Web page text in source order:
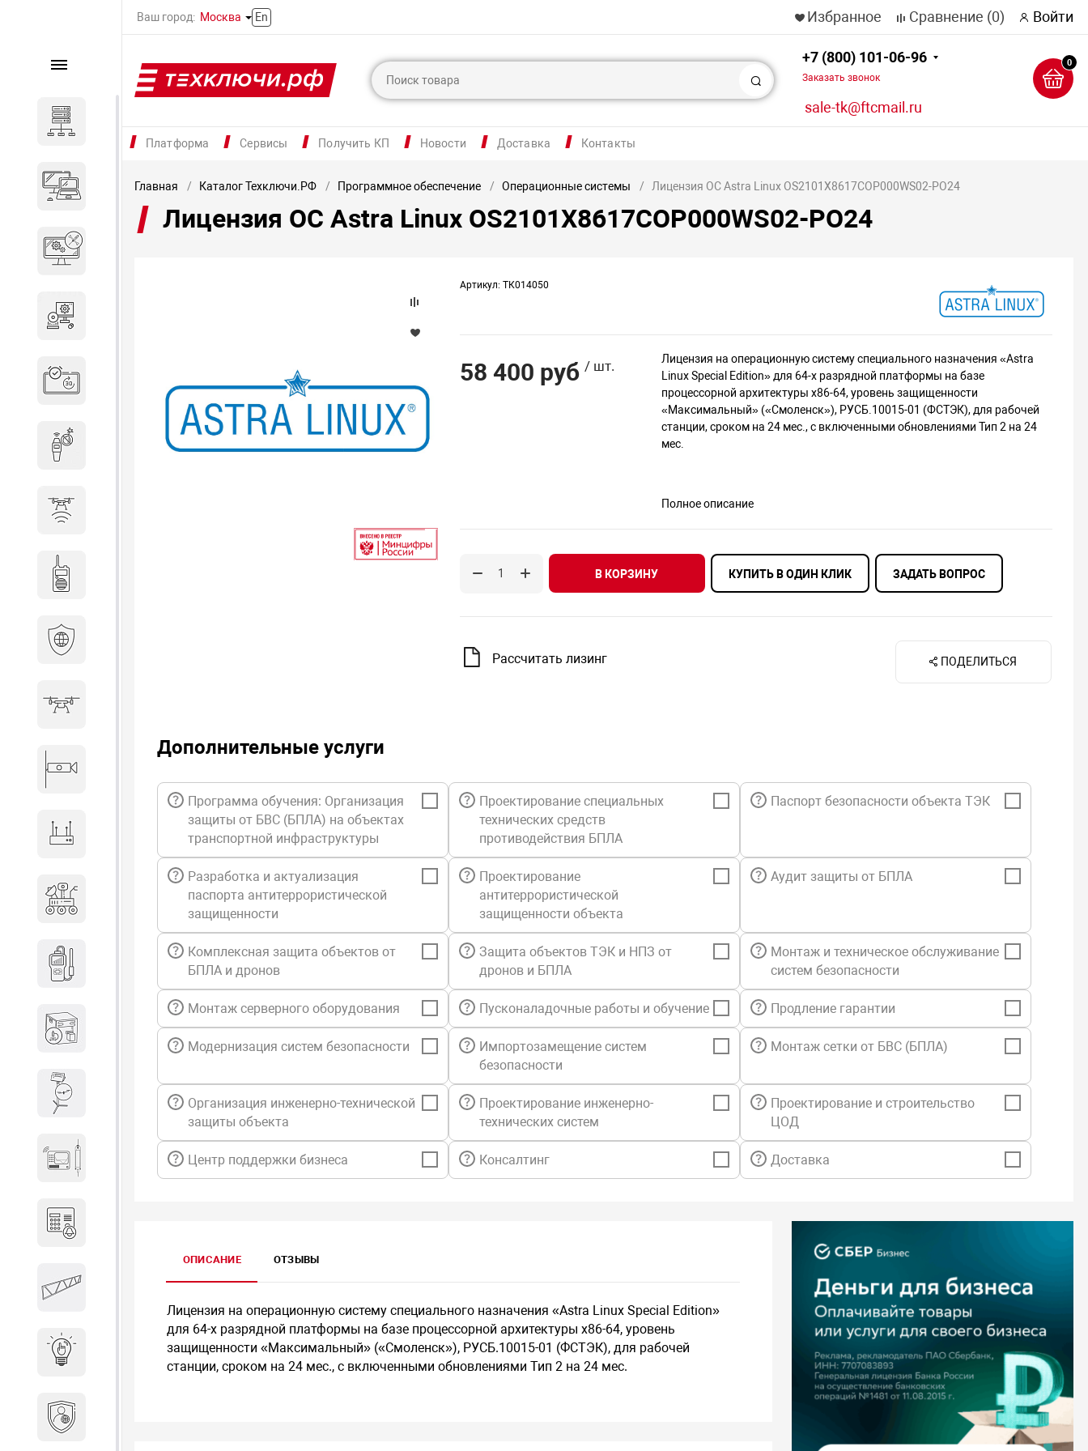
Ваш город: Москва En Избранное Сравнение (0) Войти
Поиск
+7 (800) 101-06-96
Заказать звонок
sale-tk@ftcmail.ru
0
Платформа Сервисы Получить КП Новости Доставка Контакты
Каталог
Компьютеры и ноутбуки
Комплектующие для
переговорных
Досмотровое оборудование
Сетевое оборудование
Дозиметрическое
Атомно-эмиссионные
спектрометры
Весы и весовое оборудование
Гидроакустическое
оборудование
Интерактивные решения
Главная Каталог Техключи.РФ Программное обеспечение Операционные системы Лицензия ОС Astra Linux OS2101X8617COP000WS02-PO24
Лицензия ОС Astra Linux OS2101X8617COP000WS02-PO24
Артикул: ТК014050
58 400 руб / шт.
Лицензия на операционную систему специального назначения «Astra
Linux Special Edition» для 64-х разрядной платформы на базе
процессорной архитектуры х86-64, уровень защищенности
«Максимальный» («Смоленск»), РУСБ.10015-01 (ФСТЭК), для рабочей
станции, сроком на 24 мес., с включенными обновлениями Тип 2 на 24
мес.
Полное описание
В КОРЗИНУ КУПИТЬ В ОДИН КЛИК ЗАДАТЬ ВОПРОС
Рассчитать лизинг ПОДЕЛИТЬСЯ
Дополнительные услуги
Программа обучения: Организация
защиты от БВС (БПЛА) на объектах
транспортной инфраструктуры
Проектирование специальных
технических средств
противодействия БПЛА
Паспорт безопасности объекта ТЭК
Разработка и актуализация
паспорта антитеррористической
защищенности
Проектирование
антитеррористической
защищенности объекта
Аудит защиты от БПЛА
Комплексная защита объектов от
БПЛА и дронов
Защита объектов ТЭК и НПЗ от
дронов и БПЛА
Монтаж и техническое обслуживание
систем безопасности
Монтаж серверного оборудования Пусконаладочные работы и обучение Продление гарантии
Модернизация систем безопасности
Импортозамещение систем
безопасности
Монтаж сетки от БВС (БПЛА)
Организация инженерно-технической
защиты объекта
Проектирование инженерно-
технических систем
Проектирование и строительство
ЦОД
Центр поддержки бизнеса Консалтинг Доставка
ОПИСАНИЕ ОТЗЫВЫ
Лицензия на операционную систему специального назначения «Astra Linux Special Edition»
для 64-х разрядной платформы на базе процессорной архитектуры х86-64, уровень
защищенности «Максимальный» («Смоленск»), РУСБ.10015-01 (ФСТЭК), для рабочей
станции, сроком на 24 мес., с включенными обновлениями Тип 2 на 24 мес.